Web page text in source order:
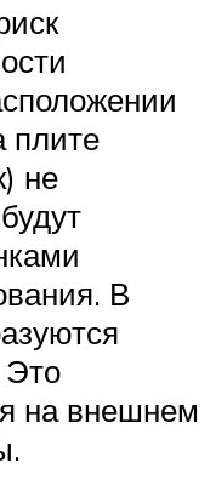
плите
не
В
на внешнем